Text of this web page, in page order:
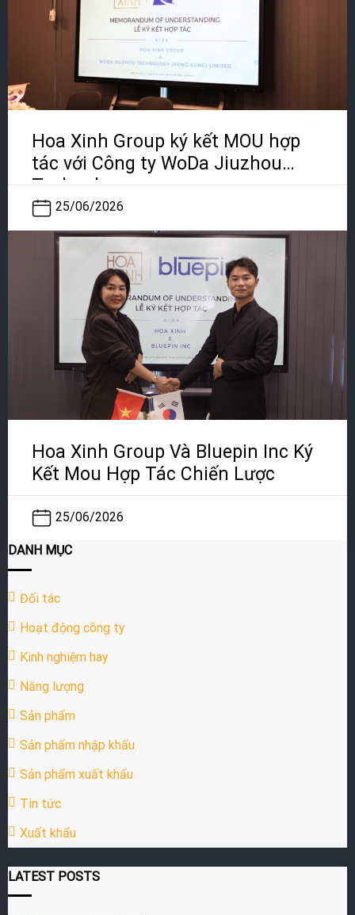
Hoa Xinh Group ký kết MOU hợp
tác với Công ty WoDa Jiuzhou
Technology
25/06/2026
Hoa Xinh Group Và Bluepin Inc Ký
Kết Mou Hợp Tác Chiến Lược
25/06/2026
DANH MỤC
Đối tác
Hoạt động công ty
Kinh nghiệm hay
Năng lượng
Sản phẩm
Sản phẩm nhập khẩu
Sản phẩm xuất khẩu
Tin tức
Xuất khẩu
LATEST POSTS